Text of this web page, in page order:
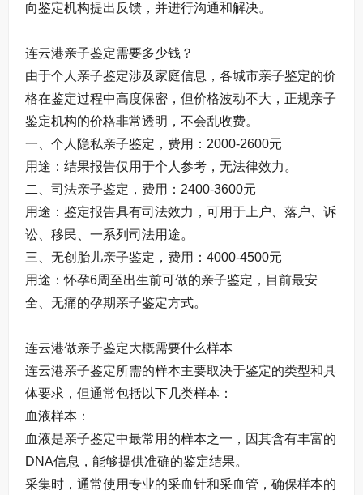
向鉴定机构提出反馈，并进行沟通和解决。
连云港亲子鉴定需要多少钱？
由于个人亲子鉴定涉及家庭信息，各城市亲子鉴定的价
格在鉴定过程中高度保密，但价格波动不大，正规亲子
鉴定机构的价格非常透明，不会乱收费。
一、个人隐私亲子鉴定，费用：2000-2600元
用途：结果报告仅用于个人参考，无法律效力。
二、司法亲子鉴定，费用：2400-3600元
用途：鉴定报告具有司法效力，可用于上户、落户、诉
讼、移民、一系列司法用途。
三、无创胎儿亲子鉴定，费用：4000-4500元
用途：怀孕6周至出生前可做的亲子鉴定，目前最安
全、无痛的孕期亲子鉴定方式。
连云港做亲子鉴定大概需要什么样本
连云港亲子鉴定所需的样本主要取决于鉴定的类型和具
体要求，但通常包括以下几类样本：
血液样本​：
血液是亲子鉴定中最常用的样本之一，因其含有丰富的
DNA信息，能够提供准确的鉴定结果。
采集时，通常使用专业的采血针和采血管，确保样本的